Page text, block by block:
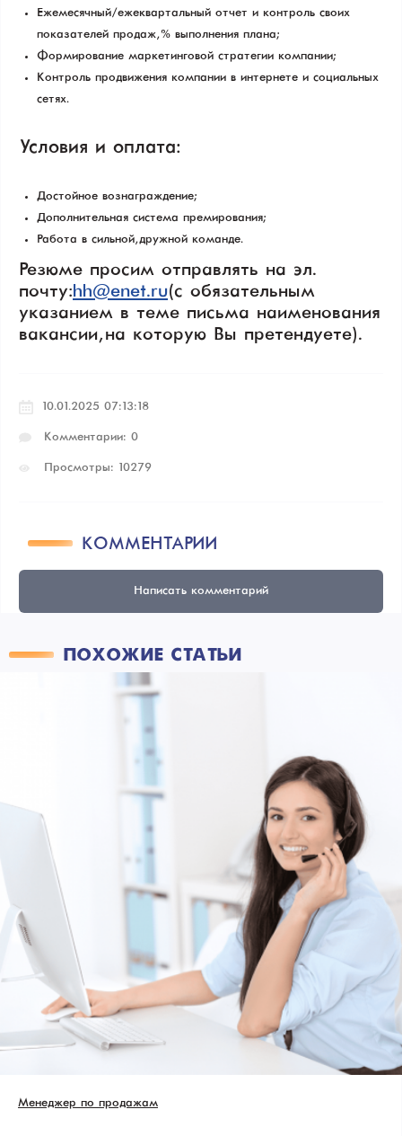
Ежемесячный/ежеквартальный отчет и контроль своих
показателей продаж, % выполнения плана;
Формирование маркетинговой стратегии компании;
Контроль продвижения компании в интернете и социальных
сетях.
Условия и оплата:
Достойное вознаграждение;
Дополнительная система премирования;
Работа в сильной, дружной команде.
Резюме просим отправлять на эл.
почту:hh@enet.ru(с обязательным
указанием в теме письма наименования
вакансии, на которую Вы претендуете).
10.01.2025 07:13:18
Комментарии: 0
Просмотры: 10279
КОММЕНТАРИИ
Написать комментарий
ПОХОЖИЕ СТАТЬИ
Менеджер по продажам